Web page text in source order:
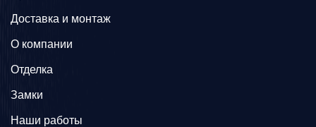
Доставка и монтаж
О компании
Отделка
Замки
Наши работы